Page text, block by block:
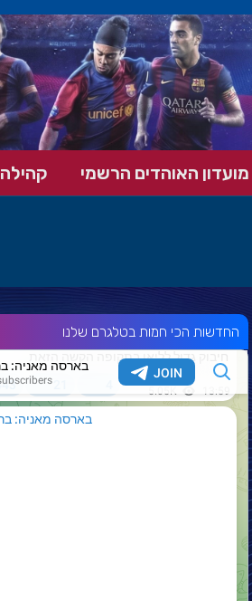
מועדון האוהדים הרשמי קהילה
החדשות הכי חמות בטלגרם שלנו